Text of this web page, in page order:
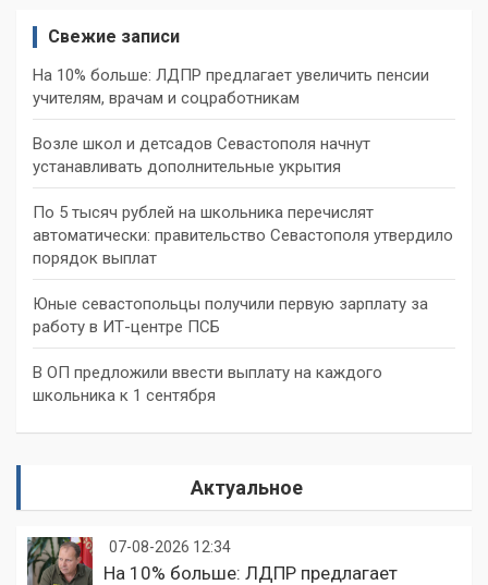
Свежие записи
На 10% больше: ЛДПР предлагает увеличить пенсии
учителям, врачам и соцработникам
Возле школ и детсадов Севастополя начнут
устанавливать дополнительные укрытия
По 5 тысяч рублей на школьника перечислят
автоматически: правительство Севастополя утвердило
порядок выплат
Юные севастопольцы получили первую зарплату за
работу в ИТ-центре ПСБ
В ОП предложили ввести выплату на каждого
школьника к 1 сентября
Актуальное
07-08-2026 12:34
На 10% больше: ЛДПР предлагает